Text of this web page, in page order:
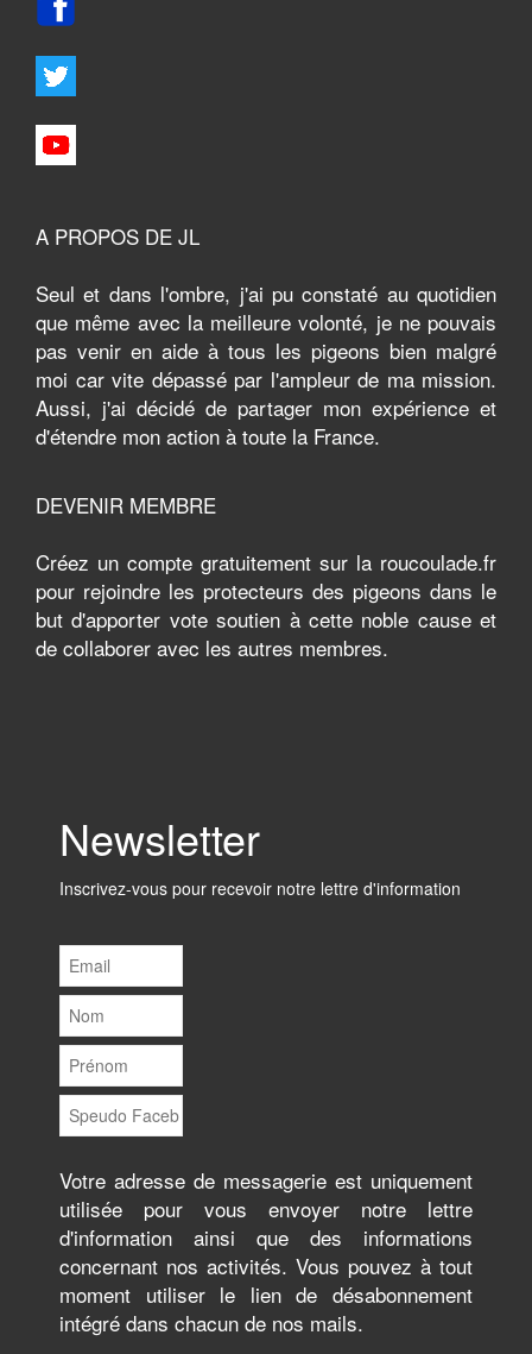
A PROPOS DE JL
Seul et dans l'ombre, j'ai pu constaté au quotidien
que même avec la meilleure volonté, je ne pouvais
pas venir en aide à tous les pigeons bien malgré
moi car vite dépassé par l'ampleur de ma mission.
Aussi, j'ai décidé de partager mon expérience et
d'étendre mon action à toute la France.
DEVENIR MEMBRE
Créez un compte gratuitement sur la roucoulade.fr
pour rejoindre les protecteurs des pigeons dans le
but d'apporter vote soutien à cette noble cause et
de collaborer avec les autres membres.
Newsletter
Inscrivez-vous pour recevoir notre lettre d'information
Votre adresse de messagerie est uniquement
utilisée pour vous envoyer notre lettre
d'information ainsi que des informations
concernant nos activités. Vous pouvez à tout
moment utiliser le lien de désabonnement
intégré dans chacun de nos mails.